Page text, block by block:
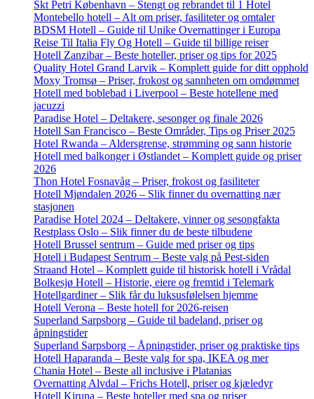
Skt Petri København – Stengt og rebrandet til 1 Hotel
Montebello hotell – Alt om priser, fasiliteter og omtaler
BDSM Hotell – Guide til Unike Overnattinger i Europa
Reise Til Italia Fly Og Hotell – Guide til billige reiser
Hotell Zanzibar – Beste hoteller, priser og tips for 2025
Quality Hotel Grand Larvik – Komplett guide for ditt opphold
Moxy Tromsø – Priser, frokost og sannheten om omdømmet
Hotell med boblebad i Liverpool – Beste hotellene med
jacuzzi
Paradise Hotel – Deltakere, sesonger og finale 2026
Hotell San Francisco – Beste Områder, Tips og Priser 2025
Hotel Rwanda – Aldersgrense, strømming og sann historie
Hotell med balkonger i Østlandet – Komplett guide og priser
2026
Thon Hotel Fosnavåg – Priser, frokost og fasiliteter
Hotell Mjøndalen 2026 – Slik finner du overnatting nær
stasjonen
Paradise Hotel 2024 – Deltakere, vinner og sesongfakta
Restplass Oslo – Slik finner du de beste tilbudene
Hotell Brussel sentrum – Guide med priser og tips
Hotell i Budapest Sentrum – Beste valg på Pest-siden
Straand Hotel – Komplett guide til historisk hotell i Vrådal
Bolkesjø Hotell – Historie, eiere og fremtid i Telemark
Hotellgardiner – Slik får du luksusfølelsen hjemme
Hotell Verona – Beste hotell for 2026-reisen
Superland Sarpsborg – Guide til badeland, priser og
åpningstider
Superland Sarpsborg – Åpningstider, priser og praktiske tips
Hotell Haparanda – Beste valg for spa, IKEA og mer
Chania Hotel – Beste all inclusive i Platanias
Overnatting Alvdal – Frichs Hotell, priser og kjæledyr
Hotell Kiruna – Beste hoteller med spa og priser